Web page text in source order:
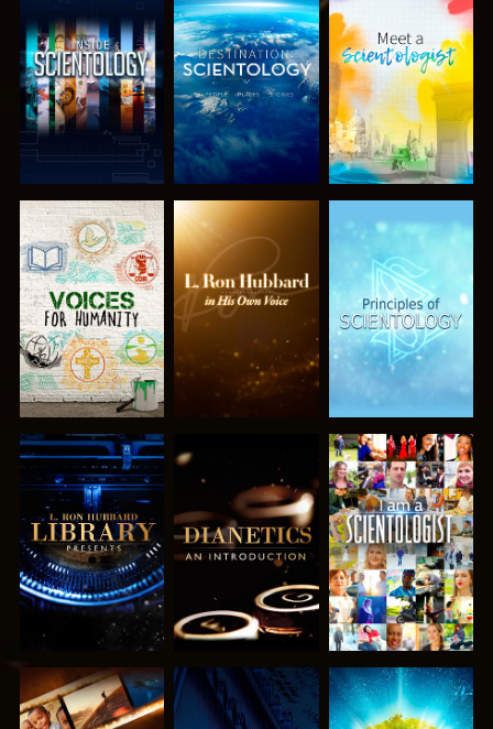
VERKEN DE
SERIE
VERKEN DE
SERIE
VERKEN DE
SERIE
VERKEN DE
SERIE
VERKEN DE
SERIE
KIJK